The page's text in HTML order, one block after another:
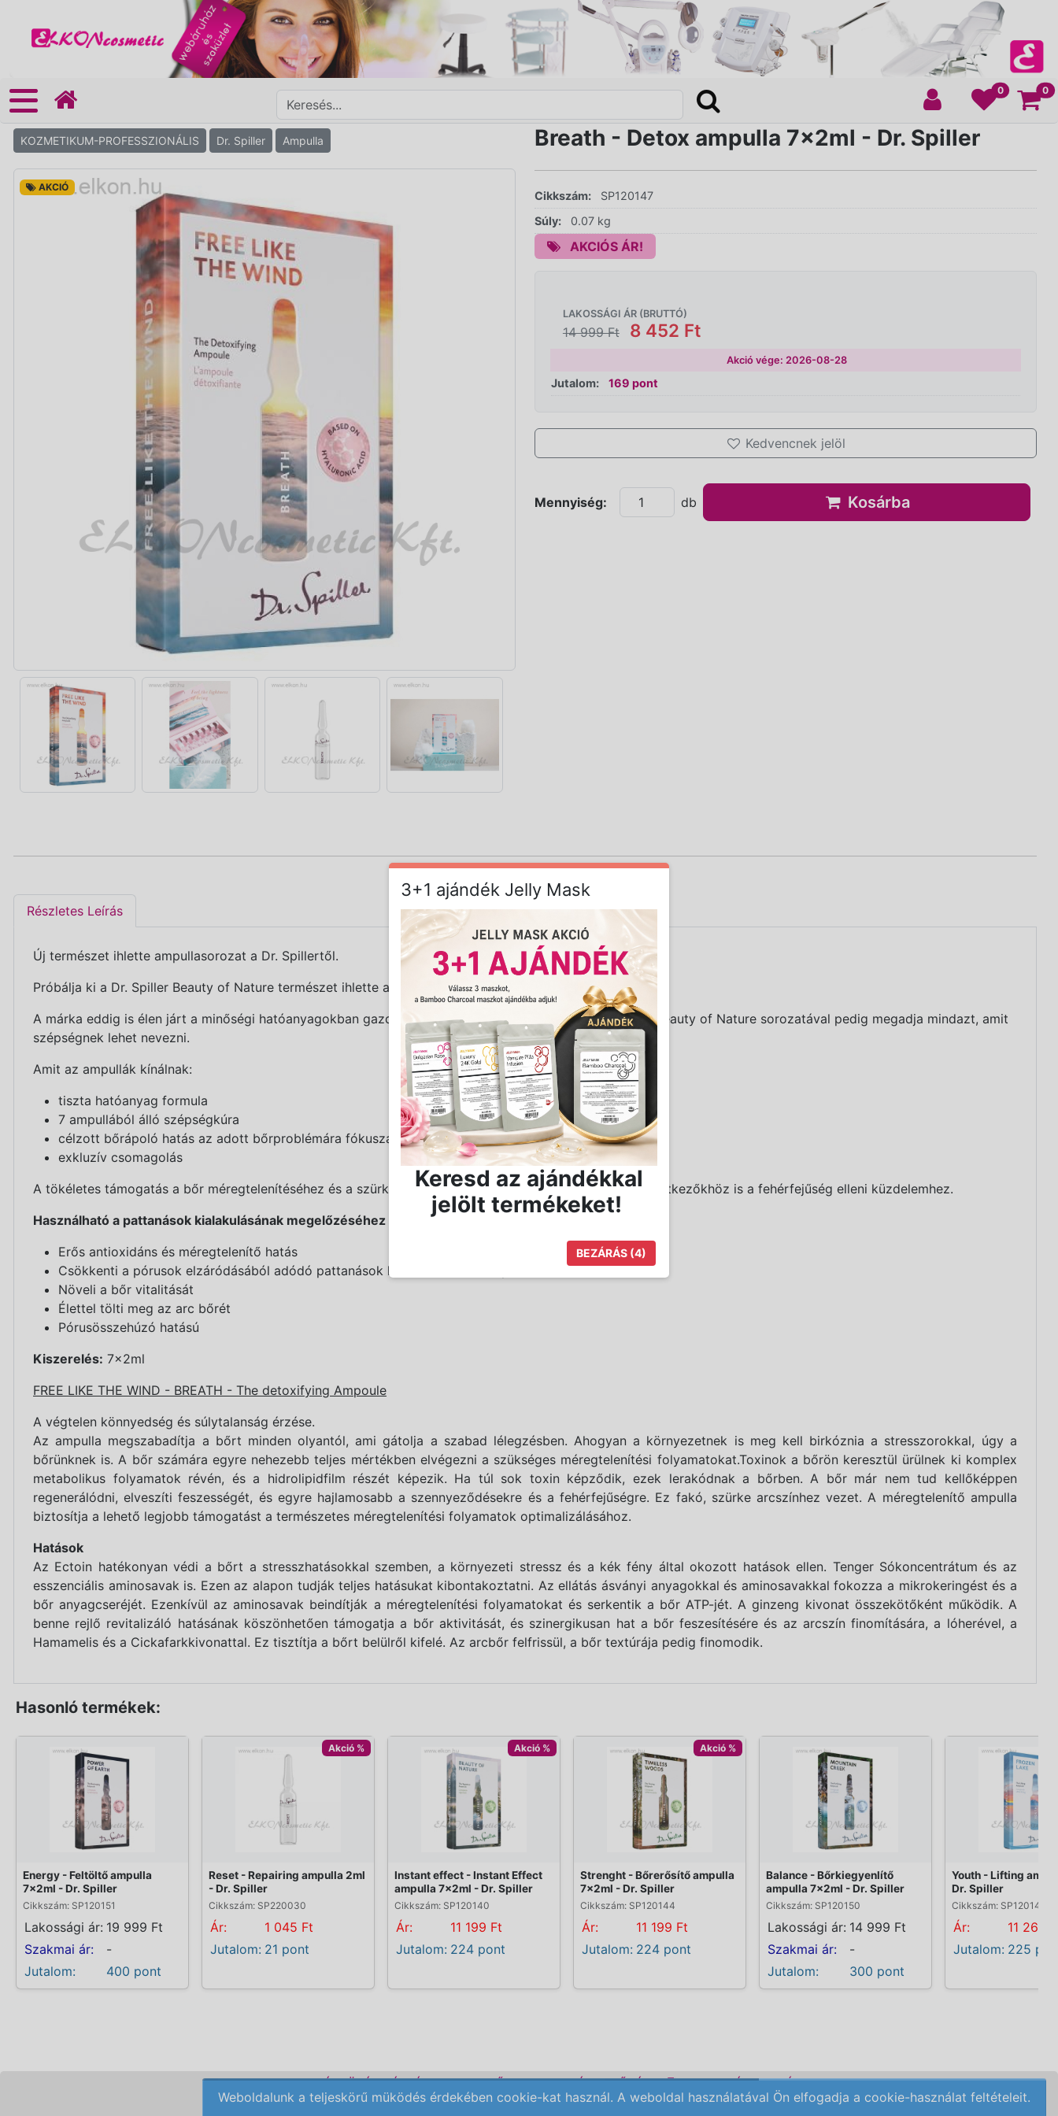
0 0
KOZMETIKUM-PROFESSZIONÁLIS Dr. Spiller Ampulla
AKCIÓ
Breath - Detox ampulla 7x2ml - Dr. Spiller
Cikkszám:
SP120147
Súly:
0.07 kg
AKCIÓS ÁR!
LAKOSSÁGI ÁR (BRUTTÓ)
14 999 Ft 8 452 Ft
Akció vége: 2026-08-28
Jutalom: 169 pont
Kedvencnek jelöl
Mennyiség: db Kosárba
Részletes Leírás
Új természet ihlette ampullasorozat a Dr. Spillertől.
Próbálja ki a Dr. Spiller Beauty of Nature természet ihlette ampullasorozatát.
A márka eddig is élen járt a minőségi hatóanyagokban gazdag, bőrbarát ampullák fejlesztésében. Az új Beauty of Nature sorozatával pedig megadja mindazt, amit
szépségnek lehet nevezni.
Amit az ampullák kínálnak:
tiszta hatóanyag formula
7 ampullából álló szépségkúra
célzott bőrápoló hatás az adott bőrproblémára fókuszálva
exkluzív csomagolás
A tökéletes támogatás a bőr méregtelenítéséhez és a szürke sápadtság megszüntetéséhez. Ideális a következőkhöz is a fehérfejűség elleni küzdelemhez.
Használható a pattanások kialakulásának megelőzéséhez is.
Erős antioxidáns és méregtelenítő hatás
Csökkenti a pórusok elzáródásából adódó pattanások kialakulásának esélyét
Növeli a bőr vitalitását
Élettel tölti meg az arc bőrét
Pórusösszehúzó hatású
Kiszerelés: 7x2ml
FREE LIKE THE WIND - BREATH - The detoxifying Ampoule
A végtelen könnyedség és súlytalanság érzése.
Az ampulla megszabadítja a bőrt minden olyantól, ami gátolja a szabad lélegzésben. Ahogyan a környezetnek is meg kell birkóznia a stresszorokkal, úgy a
bőrünknek is. A bőr számára egyre nehezebb teljes mértékben elvégezni a szükséges méregtelenítési folyamatokat.Toxinok a bőrön keresztül ürülnek ki komplex
metabolikus folyamatok révén, és a hidrolipidfilm részét képezik. Ha túl sok toxin képződik, ezek lerakódnak a bőrben. A bőr már nem tud kellőképpen
regenerálódni, elveszíti feszességét, és egyre hajlamosabb a szennyeződésekre és a fehérfejűségre. Ez fakó, szürke arcszínhez vezet. A méregtelenítő ampulla
biztosítja a lehető legjobb támogatást a természetes méregtelenítési folyamatok optimalizálásához.
Hatások
Az Ectoin hatékonyan védi a bőrt a stresszhatásokkal szemben, a környezeti stressz és a kék fény által okozott hatások ellen. Tenger Sókoncentrátum és az
esszenciális aminosavak is. Ezen az alapon tudják teljes hatásukat kibontakoztatni. Az ellátás ásványi anyagokkal és aminosavakkal fokozza a mikrokeringést és a
bőr anyagcseréjét. Ezenkívül az aminosavak beindítják a méregtelenítési folyamatokat és serkentik a bőr ATP-jét. A ginzeng kivonat összekötőként működik. A
benne rejlő revitalizáló hatásának köszönhetően támogatja a bőr aktivitását, és szinergikusan hat a bőr feszesítésére és az arcszín finomítására, a lóherével, a
Hamamelis és a Cickafarkkivonattal. Ez tisztítja a bőrt belülről kifelé. Az arcbőr felfrissül, a bőr textúrája pedig finomodik.
Hasonló termékek:
Energy - Feltöltő ampulla
7x2ml - Dr. Spiller
Cikkszám: SP120151
Lakossági ár: 19 999 Ft
Szakmai ár:
-
Jutalom:
400 pont
Akció %
Reset - Repairing ampulla 2ml
- Dr. Spiller
Cikkszám: SP220030
Ár:
1 045 Ft
Jutalom: 21 pont
Akció %
Instant effect - Instant Effect
ampulla 7x2ml - Dr. Spiller
Cikkszám: SP120140
Ár:
11 199 Ft
Jutalom: 224 pont
Akció %
Strenght - Bőrerősítő ampulla
7x2ml - Dr. Spiller
Cikkszám: SP120144
Ár:
11 199 Ft
Jutalom: 224 pont
Balance - Bőrkiegyenlítő
ampulla 7x2ml - Dr. Spiller
Cikkszám: SP120150
Lakossági ár: 14 999 Ft
Szakmai ár:
-
Jutalom:
300 pont
Youth - Lifting
Dr. Spiller
Cikkszám: SP120145
Ár:
11 269
Jutalom: 225
KOZMETIKAI KÉSZÜLÉK BÉRLÉS KEZDŐLAP ELÉRHETŐSÉG RENDELÉSI FELTÉTELEK
Weboldalunk a teljeskörű müködés érdekében cookie-kat használ. A weboldal használatával Ön elfogadja a cookie-használat feltételeit.
3+1 ajándék Jelly Mask
Keresd az ajándékkal
jelölt termékeket!
BEZÁRÁS (3)